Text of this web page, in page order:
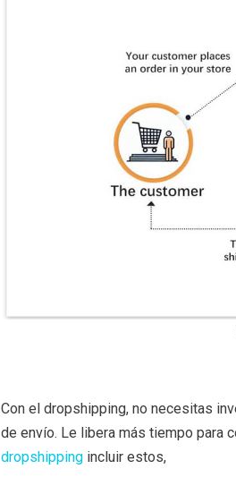
Con el dropshipping, no necesitas
de envío. Le libera más tiempo para
dropshippingincluir estos,